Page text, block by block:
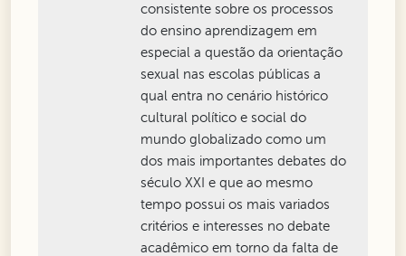
consistente sobre os processos
do ensino aprendizagem em
especial a questão da orientação
sexual nas escolas públicas a
qual entra no cenário histórico
cultural político e social do
mundo globalizado como um
dos mais importantes debates do
século XXI e que ao mesmo
tempo possui os mais variados
critérios e interesses no debate
acadêmico em torno da falta de